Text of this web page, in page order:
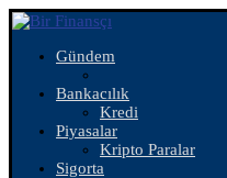
Gündem
Bankacılık
Kredi
Piyasalar
Kripto Paralar
Sigorta